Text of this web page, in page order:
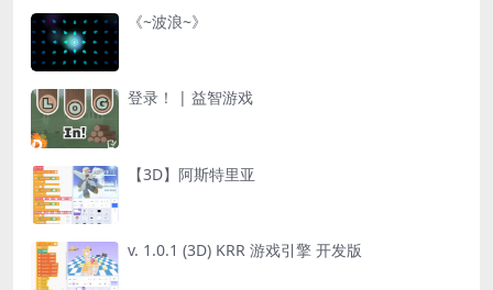
《~波浪~》
登录！ | 益智游戏
【3D】阿斯特里亚
v. 1.0.1 (3D) KRR 游戏引擎 开发版